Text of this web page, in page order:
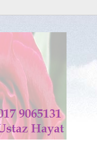
ALLAH